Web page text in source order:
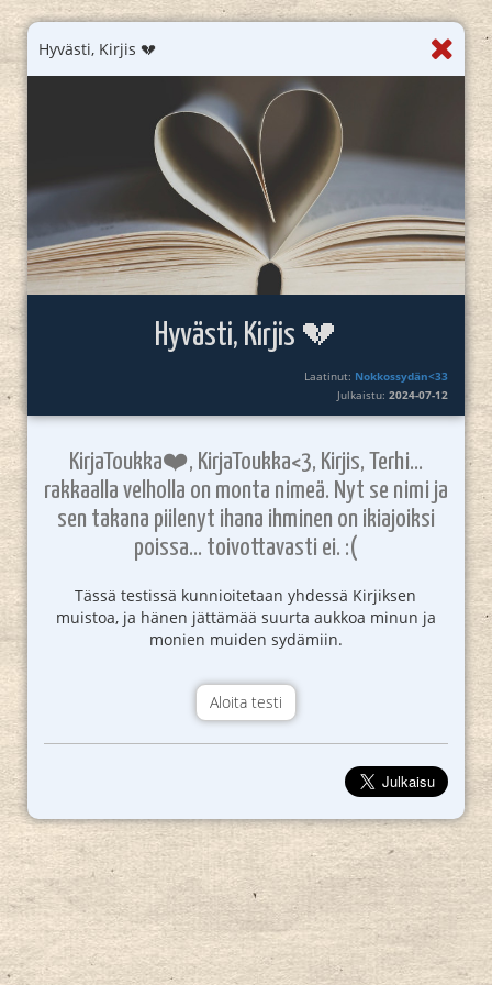
Hyvästi, Kirjis 💔
Hyvästi, Kirjis 💔
Laatinut: Nokkossydän<33
Julkaistu:2024-07-12
KirjaToukka❤️, KirjaToukka<3, Kirjis, Terhi...
rakkaalla velholla on monta nimeä. Nyt se nimi ja
sen takana piilenyt ihana ihminen on ikiajoiksi
poissa... toivottavasti ei. :(
Tässä testissä kunnioitetaan yhdessä Kirjiksen
muistoa, ja hänen jättämää suurta aukkoa minun ja
monien muiden sydämiin.
Aloita testi